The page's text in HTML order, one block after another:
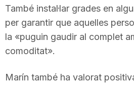
També instal·lar grades en
per garantir que aquelles
la «puguin gaudir al complet
comoditat».
Marín també ha valorat